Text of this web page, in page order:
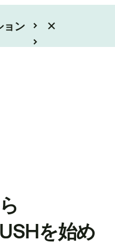
ョン
を始め